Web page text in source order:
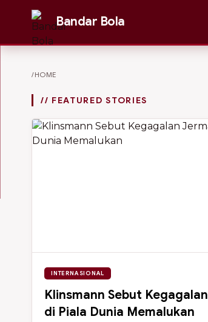
Bandar Bola
/HOME
// FEATURED STORIES
INTERNASIONAL
Klinsmann Sebut
di Piala Dunia Memalukan